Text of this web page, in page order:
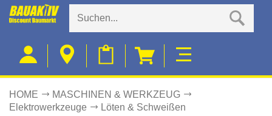
HOME
MASCHINEN & WERKZEUG
Elektrowerkzeuge
Löten & Schweißen